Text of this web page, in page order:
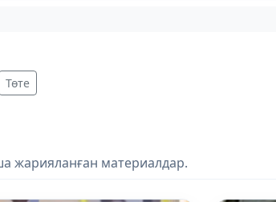
Төте
жарияланған материалдар.